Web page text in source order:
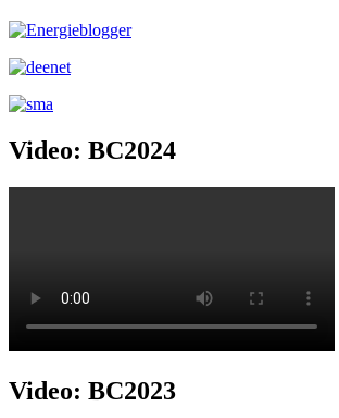
Video: BC2024
Video: BC2023